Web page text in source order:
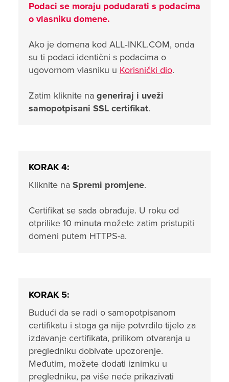
Podaci se moraju podudarati s podacima
o vlasniku domene.
Ako je domena kod ALL‑INKL.COM, onda
su ti podaci identični s podacima o
ugovornom vlasniku u Korisnički dio.
Zatim kliknite na generiraj i uveži
samopotpisani SSL certifikat.
KORAK 4:
Kliknite na Spremi promjene.
Certifikat se sada obrađuje. U roku od
otprilike 10 minuta možete zatim pristupiti
domeni putem HTTPS-a.
KORAK 5:
Budući da se radi o samopotpisanom
certifikatu i stoga ga nije potvrdilo tijelo za
izdavanje certifikata, prilikom otvaranja u
pregledniku dobivate upozorenje.
Međutim, možete dodati iznimku u
pregledniku, pa više neće prikazivati